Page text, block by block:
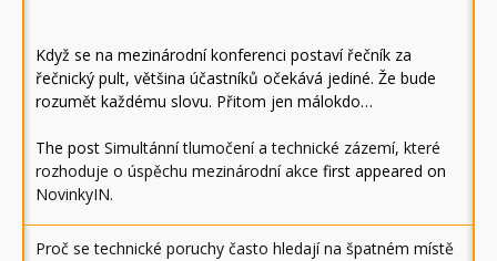
Když se na mezinárodní konferenci postaví řečník za
řečnický pult, většina účastníků očekává jediné. Že bude
rozumět každému slovu. Přitom jen málokdo…
The post Simultánní tlumočení a technické zázemí, které
rozhoduje o úspěchu mezinárodní akce first appeared on
NovinkyIN.
Proč se technické poruchy často hledají na špatném místě